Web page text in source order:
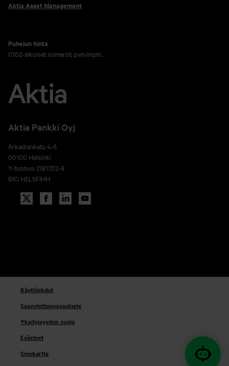
Aktia Asset Management
Puhelun hinta
0102-alkuiset numerot: pvm/mpm.
Aktia Pankki Oyj
Arkadiankatu 4-6
00100 Helsinki
Y-tunnus: 2181702-8
BIC: HELSFIHH
Käyttöehdot
Saavutettavuusseloste
Yksityisyyden suoja
Evästeet
Sivukartta